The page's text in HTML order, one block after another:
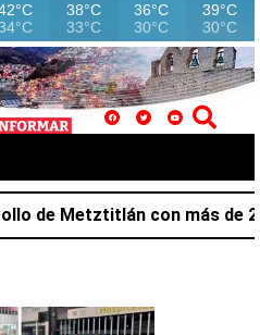
38°C
33°C
36°C
30°C
39°C
30°C
Metztitlán con más de